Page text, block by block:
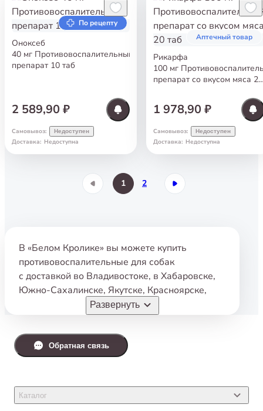
По рецепту
Оноксеб
40 мг Противовоспалительный
препарат 10 таб
2 589,90 ₽
Самовывоз: Недоступен
Доставка: Недоступна
Аптечный товар
Рикарфа
100 мг
препарат со вкусом мяса 20
1 978,90 ₽
Самовывоз: Недоступен
Доставка: Недоступна
1 2
В «Белом Кролике» вы можете купить
противовоспалительные для собак
с доставкой во Владивостоке, в Хабаровске,
Южно-Сахалинске, Якутске, Красноярске,
Комсомольске-на-Амуре,Магадане
Находке,Томске,Арсеньеве
Фокино,Уфе,Большом Камне
Партизанске,Холмске
Дальнегорске
по самым недорогим ценам.
зоомагазина в этих городах.
Наши клиенты считают наши цены самыми
Развернуть
Каталог
Обратная связь